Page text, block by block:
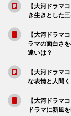
【大河ドラマ
き生きとした
【大河ドラマ
ラマの面白さ
違いは？
【大河ドラマ
な表情と人間
【大河ドラマ
ドラマに新風